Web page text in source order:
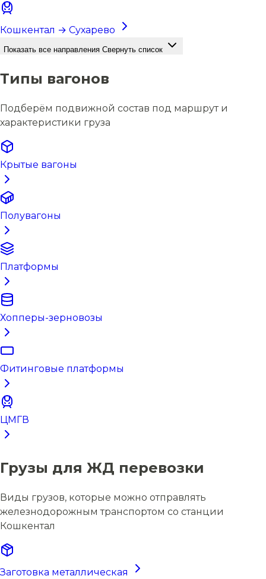
Кошкентал → Сухарево
Показать все направления Свернуть список
Типы вагонов
Подберём подвижной состав под маршрут и
характеристики груза
Крытые вагоны
Полувагоны
Платформы
Хопперы-зерновозы
Фитинговые платформы
ЦМГВ
Грузы для ЖД перевозки
Виды грузов, которые можно отправлять
железнодорожным транспортом со станции
Кошкентал
Заготовка металлическая